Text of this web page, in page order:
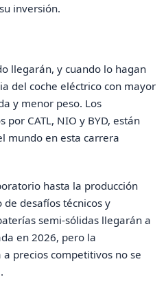
inversión.
llegarán, y cuando lo hagan
del coche eléctrico con mayor
y menor peso. Los
CATL, NIO y BYD, están
mundo en esta carrera
hasta la producción
desafíos técnicos y
semi-sólidas llegarán a
en 2026, pero la
precios competitivos no se